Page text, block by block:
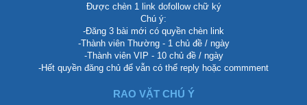
Được chèn 1 link dofollow chữ ký
Chú ý:
-Đăng 3 bài mới có quyền chèn link
-Thành viên Thường - 1 chủ đề / ngày
-Thành viên VIP - 10 chủ đề / ngày
-Hết quyền đăng chủ để vẫn có thể reply hoặc commment
RAO VẶT CHÚ Ý